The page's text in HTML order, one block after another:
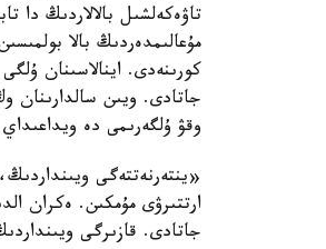
تاۋەكەلشىل بالالاردىڭ دا
مۇعالىمدەردىڭ بالا
كورىنەدى. اينالاسىنان
جاتادى. ويىن سالدارىنان
وقۋ ۇلگەرىمى دە
«ينتەرنەتتەگى
ارتتىرۋى مۇمكىن. ەكران
جاتادى. قازىرگى